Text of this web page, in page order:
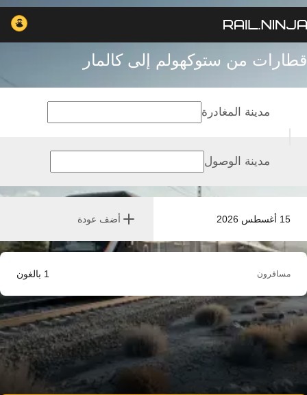
قطارات من ستوكهولم إلى كالمار
15 أغسطس 2026 أضف عودة
مدينة المغادرة
مدينة الوصول
مسافرون 1 بالغون